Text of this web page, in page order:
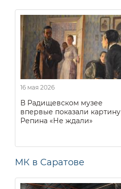
16 мая 2026
В Радищевском музее
впервые показали картину
Репина «Не ждали»
МК в Саратове